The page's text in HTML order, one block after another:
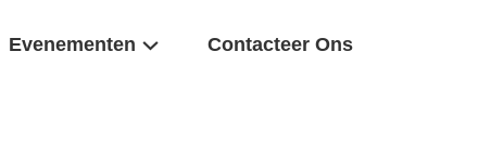
Evenementen Contacteer Ons